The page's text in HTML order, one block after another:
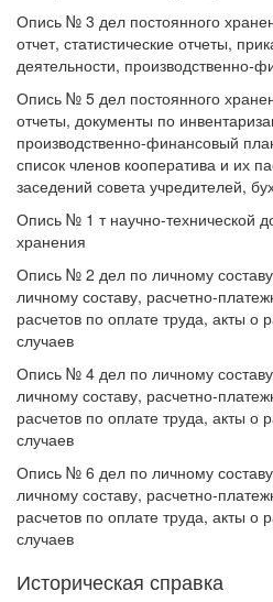
Опись № 3 дел постоянного
отчет, статистические отчеты,
деятельности, производственно-
Опись № 5 дел постоянного
отчеты, документы по
производственно-финансовый
список членов кооператива и их
заседений совета учредителей,
Опись № 1 т научно-технической
хранения
Опись № 2 дел по личному
личному составу, расчетно-
расчетов по оплате труда, акты о
случаев
Опись № 4 дел по личному
личному составу, расчетно-
расчетов по оплате труда, акты о
случаев
Опись № 6 дел по личному
личному составу, расчетно-
расчетов по оплате труда, акты о
случаев
Историческая справка